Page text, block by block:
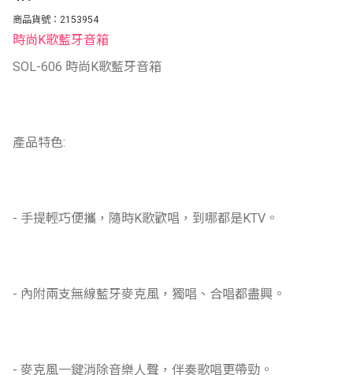
商品貨號：2153954
時尚K歌藍牙音箱
SOL-606 時尚K歌藍牙音箱
產品特色:
- 手提輕巧便攜，隨時K歌歡唱，到哪都是KTV。
- 內附兩支無線藍牙麥克風，獨唱、合唱都盡興。
- 麥克風一鍵消除音樂人聲，伴奏歌唱更帶勁。